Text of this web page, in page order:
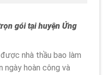
gói tại huyện Ứng
nhà thầu bao làm
ngày hoàn công và